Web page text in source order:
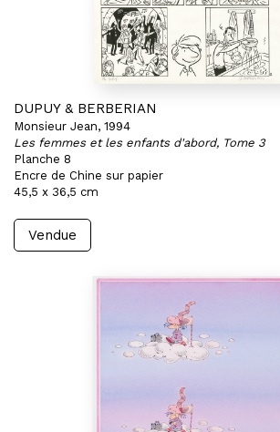
DUPUY & BERBERIAN
Monsieur Jean, 1994
Les femmes et les enfants d'abord, Tome 3
Planche 8
Encre de Chine sur papier
45,5 x 36,5 cm
Vendue